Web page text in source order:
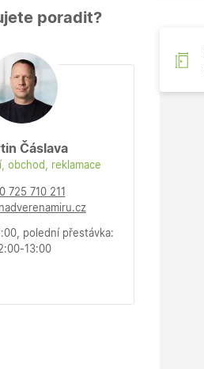
poradit?
Čáslava
obchod, reklamace
725 710 211
polední přestávka:
13:00